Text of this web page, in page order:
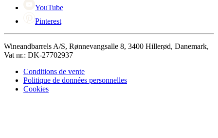
YouTube
Pinterest
Wineandbarrels A/S, Rønnevangsalle 8, 3400 Hillerød, Danemark,
Vat nr.: DK-27702937
Conditions de vente
Politique de données personnelles
Cookies